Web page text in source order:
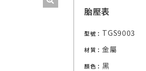
胎壓表
型號： TGS9003
材質：金屬
顏色：黑